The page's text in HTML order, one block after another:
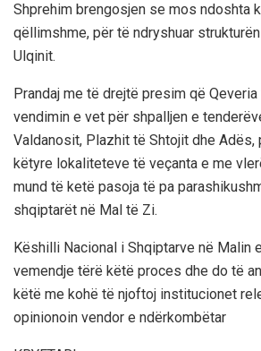
Shprehim brengosjen se mos ndoshta
qëllimshme, për të ndryshuar
Ulqinit.
Prandaj me të drejtë presim që
vendimin e vet për shpalljen e
Valdanosit, Plazhit të Shtojit dhe Adës,
këtyre lokaliteteve të veçanta e me
mund të ketë pasoja të pa
shqiptarët në Mal të Zi.
Këshilli Nacional i Shqiptarve në Malin
vemendje tërë këtë proces dhe do të
këtë me kohë të njoftoj institucionet
opinionoin vendor e ndërkombëtar